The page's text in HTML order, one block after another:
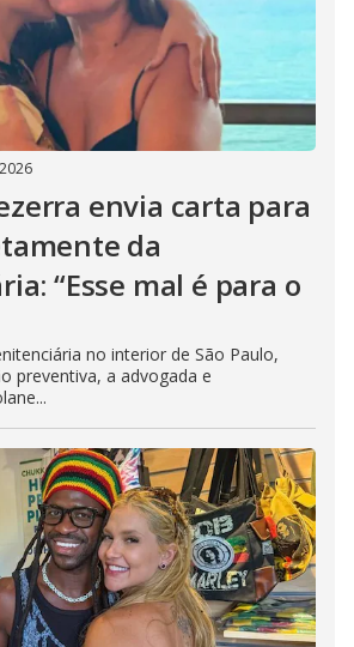
envia carta para
da
“Esse mal é para o
no interior de São Paulo,
preventiva, a advogada e